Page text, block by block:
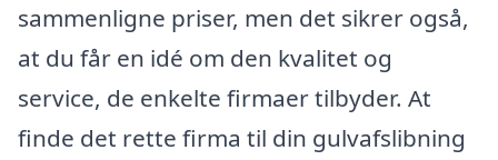
sammenligne priser, men det sikrer også,
at du får en idé om den kvalitet og
service, de enkelte firmaer tilbyder. At
finde det rette firma til din gulvafslibning